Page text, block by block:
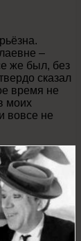
–
же был, без
сказал
время не
моих
вовсе не